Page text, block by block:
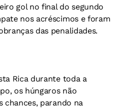
gol no final do segundo
nos acréscimos e foram
das penalidades.
Rica durante toda a
os húngaros não
chances, parando na